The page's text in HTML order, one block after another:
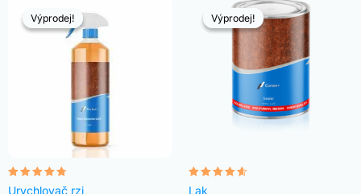
Výprodej!
Výprodej!
Hodnocení
Urychlovač rzi
Výprodej!
Výprodej!
Hodnocení
Lak